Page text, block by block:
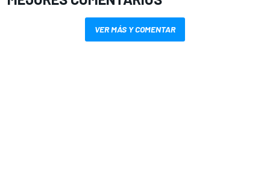
VER MÁS Y COMENTAR